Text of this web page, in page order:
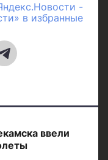
-
в избранные
ввели